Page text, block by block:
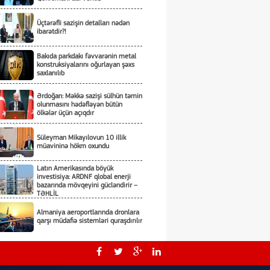
Üçtərəfli sazişin detalları nədən
ibarətdir?!
Bakıda parkdakı fəvvarənin metal
konstruksiyalarını oğurlayan şəxs
saxlanılıb
Ərdoğan: Məkkə sazişi sülhün təmin
olunmasını hədəfləyən bütün
ölkələr üçün açıqdır
Süleyman Mikayılovun 10 illik
müavininə hökm oxundu
Latın Amerikasında böyük
investisiya: ARDNF qlobal enerji
bazarında mövqeyini gücləndirir –
TƏHLİL
Almaniya aeroportlarında dronlara
qarşı müdafiə sistemləri quraşdırılır
İsrail hərbçiləri Suriyanın cənubuna